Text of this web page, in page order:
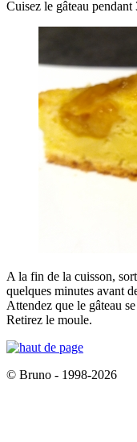
Cuisez le gâteau pendant
A la fin de la cuisson,
quelques minutes avant
Attendez que le gâteau
Retirez le moule.
© Bruno - 1998-2026